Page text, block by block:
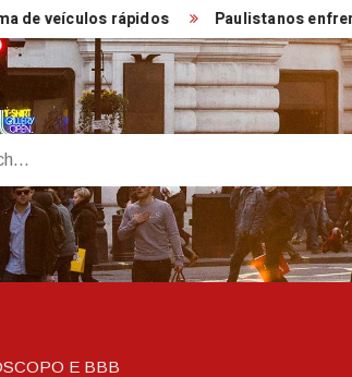
rápidos Paulistanos enfrentam
E BBB